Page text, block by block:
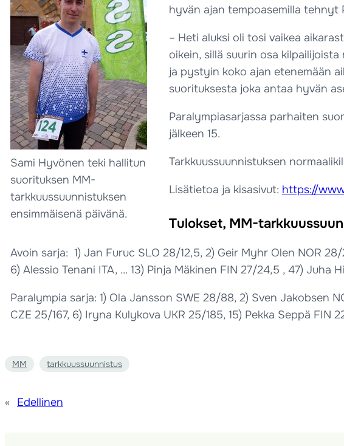
Sami Hyvönen teki hallitun
suorituksen MM-
tarkkuussuunnistuksen
ensimmäisenä päivänä.
hyvän ajan tempoasemilla tehnyt
– Heti aluksi oli tosi vaikea
oikein, sillä suurin osa
ja pystyin koko ajan etenemään
suorituksesta joka antaa hyvän
Paralympiasarjassa parhaiten
jälkeen 15.
Tarkkuussuunnistuksen
Lisätietoa ja kisasivut: https://
Tulokset, MM-
Avoin sarja: 1) Jan Furuc SLO 28/12,5, 2) Geir Myhr Olen NOR
6) Alessio Tenani ITA, … 13) Pinja Mäkinen FIN 27/24,5 , 47) Juha
Paralympia sarja: 1) Ola Jansson SWE 28/88, 2) Sven Jakobsen
CZE 25/167, 6) Iryna Kulykova UKR 25/185, 15) Pekka Seppä FIN
MM tarkkuussuunnistus
« Edellinen